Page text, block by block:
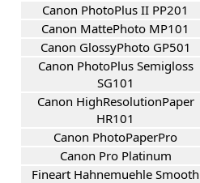
Canon PhotoPlus II PP201
Canon MattePhoto MP101
Canon GlossyPhoto GP501
Canon PhotoPlus Semigloss
SG101
Canon HighResolutionPaper
HR101
Canon PhotoPaperPro
Canon Pro Platinum
Fineart Hahnemuehle Smooth